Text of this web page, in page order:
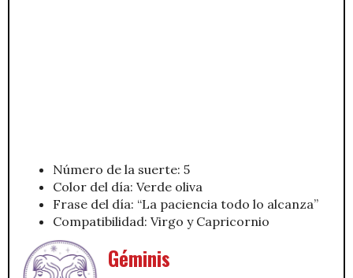
Número de la suerte: 5
Color del día: Verde oliva
Frase del día: “La paciencia todo lo alcanza”
Compatibilidad: Virgo y Capricornio
Géminis